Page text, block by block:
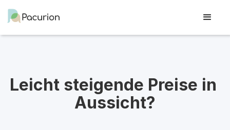
Leicht steigende Preise in
Aussicht?